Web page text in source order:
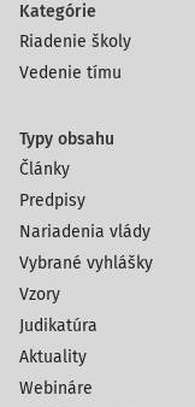
Kategórie
Riadenie školy
Vedenie tímu
Typy obsahu
Články
Predpisy
Nariadenia vlády
Vybrané vyhlášky
Vzory
Judikatúra
Aktuality
Webináre